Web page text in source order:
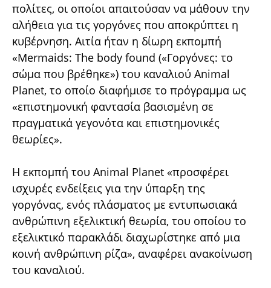
πολίτες, οι οποίοι απαιτούσαν να μάθουν την
αλήθεια για τις γοργόνες που αποκρύπτει η
κυβέρνηση. Αιτία ήταν η δίωρη εκπομπή
«Mermaids: The body found («Γοργόνες: το
σώμα που βρέθηκε») του καναλιού Animal
Planet, το οποίο διαφήμισε το πρόγραμμα ως
«επιστημονική φαντασία βασισμένη σε
πραγματικά γεγονότα και επιστημονικές
θεωρίες».
Η εκπομπή του Animal Planet «προσφέρει
ισχυρές ενδείξεις για την ύπαρξη της
γοργόνας, ενός πλάσματος με εντυπωσιακά
ανθρώπινη εξελικτική θεωρία, του οποίου το
εξελικτικό παρακλάδι διαχωρίστηκε από μια
κοινή ανθρώπινη ρίζα», αναφέρει ανακοίνωση
του καναλιού.